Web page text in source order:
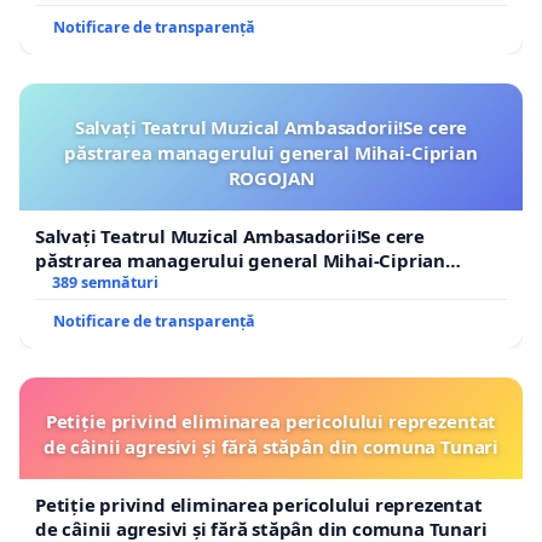
Notificare de transparență
Salvați Teatrul Muzical Ambasadorii!Se cere
păstrarea managerului general Mihai-Ciprian
ROGOJAN
Salvați Teatrul Muzical Ambasadorii!Se cere
păstrarea managerului general Mihai-Ciprian
ROGOJAN
389 semnături
Notificare de transparență
Petiție privind eliminarea pericolului reprezentat
de câinii agresivi și fără stăpân din comuna Tunari
Petiție privind eliminarea pericolului reprezentat
de câinii agresivi și fără stăpân din comuna Tunari